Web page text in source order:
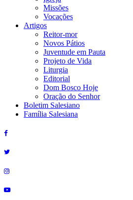
Missões
Vocações
Artigos
Reitor-mor
Novos Pátios
Juventude em Pauta
Projeto de Vida
Liturgia
Editorial
Dom Bosco Hoje
Oração do Senhor
Boletim Salesiano
Família Salesiana